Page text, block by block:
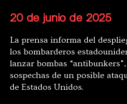
20 de junio de 2025
La prensa informa del
los bombarderos
lanzar bombas
sospechas de un posible
de Estados Unidos.